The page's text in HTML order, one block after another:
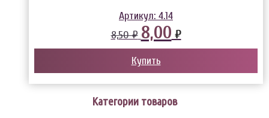
Артикул: 4.14
8,50 ₽ 8,00 ₽
Купить
Категории товаров